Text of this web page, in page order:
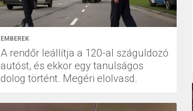
EMBEREK
A rendőr leállítja a 120-al száguldozó
autóst, és ekkor egy tanulságos
dolog történt. Megéri elolvasd.